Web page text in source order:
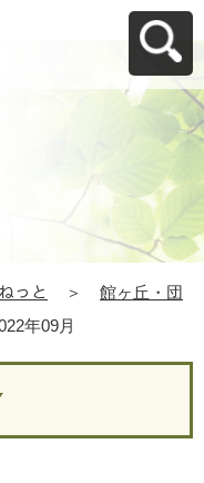
っと ＞
館ヶ丘・団
年09月